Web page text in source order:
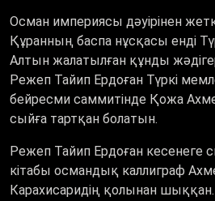
Осман империясы дәуірінен
Құранның баспа нұсқасы енді
Алтын жалатылған құнды
Режеп Тайип Ердоған Түркі
бейресми саммитінде Қожа
сыйға тартқан болатын.
Режеп Тайип Ердоған кесенеге
кітабы османдық каллиграф
Карахисаридің қолынан